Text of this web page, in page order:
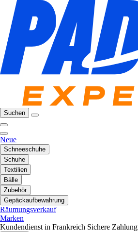
Suchen
Neue
Schneeschuhe
Schuhe
Textilien
Bälle
Zubehör
Gepäckaufbewahrung
Räumungsverkauf
Marken
Kundendienst in Frankreich Sichere Zahlung